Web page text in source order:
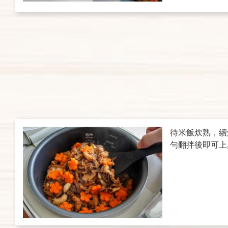
待米飯炊熟，
勻翻拌後即可